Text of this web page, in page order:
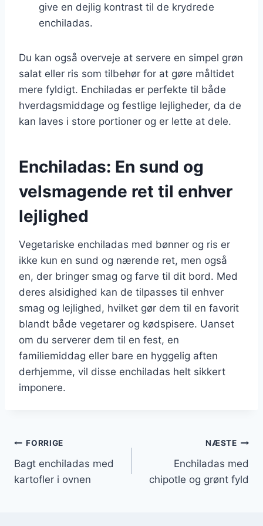
give en dejlig kontrast til de krydrede
enchiladas.
Du kan også overveje at servere en simpel grøn
salat eller ris som tilbehør for at gøre måltidet
mere fyldigt. Enchiladas er perfekte til både
hverdagsmiddage og festlige lejligheder, da de
kan laves i store portioner og er lette at dele.
Enchiladas: En sund og
velsmagende ret til enhver
lejlighed
Vegetariske enchiladas med bønner og ris er
ikke kun en sund og nærende ret, men også
en, der bringer smag og farve til dit bord. Med
deres alsidighed kan de tilpasses til enhver
smag og lejlighed, hvilket gør dem til en favorit
blandt både vegetarer og kødspisere. Uanset
om du serverer dem til en fest, en
familiemiddag eller bare en hyggelig aften
derhjemme, vil disse enchiladas helt sikkert
imponere.
Indlægsnavigation
FORRIGE
Bagt enchiladas med
kartofler i ovnen
NÆSTE
Enchiladas med
chipotle og grønt fyld